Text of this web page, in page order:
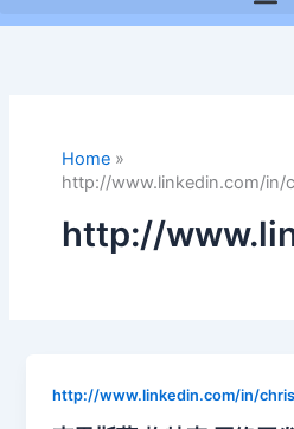
Home»
http://www.linkedin.com/in/
http://
http://www.linkedin.com/in/